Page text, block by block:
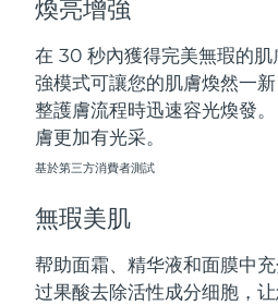
煥亮增強
在 30 秒內獲得完美無瑕的
強模式可讓您的肌膚煥然一
整護膚流程時迅速容光煥發
膚更加有光采。
基於第三方消費者測試
無瑕美肌
帮助面霜、精华液和面膜中
过果酸去除活性成分细胞，
斯洛伐克
斯洛維尼亞
南非
南韓
西班牙
瑞典